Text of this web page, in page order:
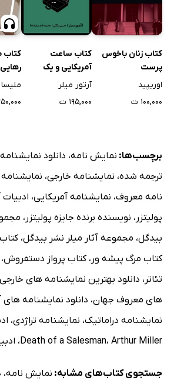
کتاب زنان باخوس
پرست
اوریپید
۱۰۰,۰۰۰ ت
کتاب ساعت
آمریکایی و یک
نمایشنامه دیگر
آرتور میلر
۱۹۵,۰۰۰ ت
کتاب
برچسب‌ها: نمایش نامه، دانلود
ترجمه شده، نمایشنامه خارجی،
نامه معروف، نمایشنامه آمریکایی، ادبیات
پولیتزر ، نویسنده برنده جایزه پولیتزر ،
بیدگل، مجموعه آثار میلر نشر بیدگل،
کتاب مرگ پیشه ور ،کتاب پرواز دستفروش
تئاتر ، دانلود بهترین نمایشنامه های خارجی
های معروف جهان، دانلود نمایشنامه های
نمایشنامه دراماتیک، نمایشنامه تراژدی،
Death of a Salesman، Arthur Miller ،
جستجوی کتاب‌های مشابه: نمایش نامه،